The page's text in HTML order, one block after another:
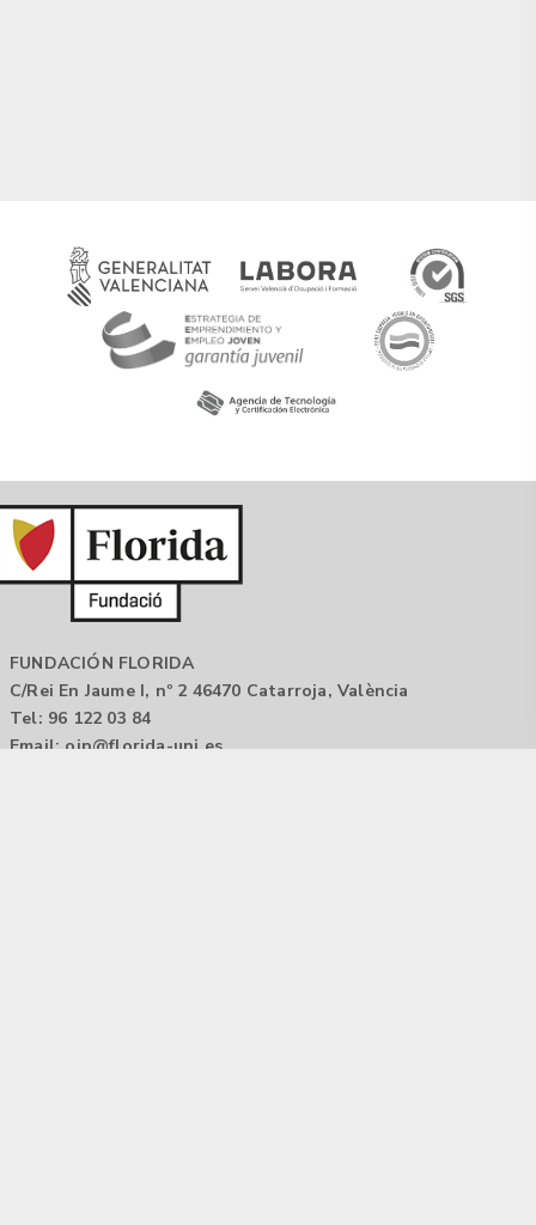
FUNDACIÓN FLORIDA
C/Rei En Jaume I, nº 2 46470 Catarroja, València
Tel: 96 122 03 84
Email: oip@florida-uni.es